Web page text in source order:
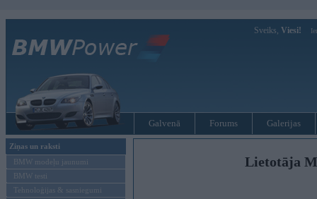
Sveiks, Viesi!
Galvenā Forums Galerijas
Ziņas un raksti
BMW modeļu jaunumi
BMW testi
Tehnoloģijas & sasniegumi
Lietotāja